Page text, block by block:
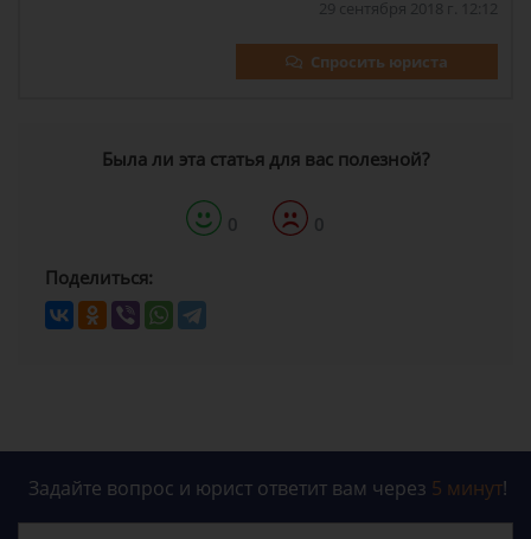
29 сентября 2018 г. 12:12
Спросить юриста
Была ли эта статья для вас полезной?
0 0
Поделиться:
Задайте вопрос и юрист ответит вам через 5 минут!